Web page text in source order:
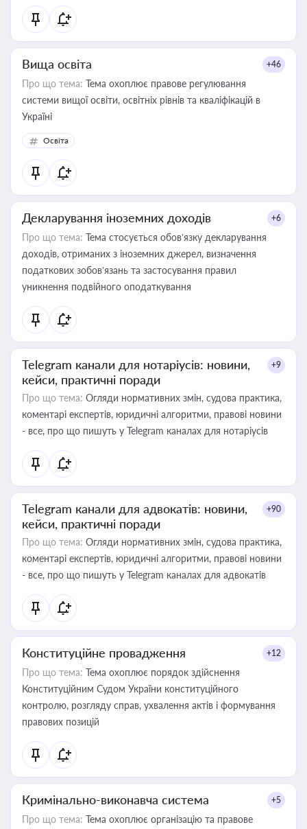
Вища освіта +46
Про що тема: Тема охоплює правове регулювання
системи вищої освіти, освітніх рівнів та кваліфікацій в
Україні
Освіта
Декларування іноземних доходів +6
Про що тема: Тема стосується обов’язку декларування
доходів, отриманих з іноземних джерел, визначення
податкових зобов’язань та застосування правил
уникнення подвійного оподаткування
Telegram канали для нотаріусів: новини,
кейси, практичні поради
+9
Про що тема: Огляди нормативних змін, судова практика,
коментарі експертів, юридичні алгоритми, правові новини
- все, про що пишуть у Telegram каналах для нотаріусів
Telegram канали для адвокатів: новини,
кейси, практичні поради
+90
Про що тема: Огляди нормативних змін, судова практика,
коментарі експертів, юридичні алгоритми, правові новини
- все, про що пишуть у Telegram каналах для адвокатів
Конституційне провадження +12
Про що тема: Тема охоплює порядок здійснення
Конституційним Судом України конституційного
контролю, розгляду справ, ухвалення актів і формування
правових позицій
Кримінально-виконавча система +5
Про що тема: Тема охоплює організацію та правове